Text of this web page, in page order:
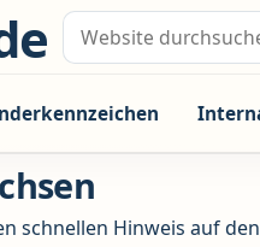
Suche nach:
schnellen Hinweis auf